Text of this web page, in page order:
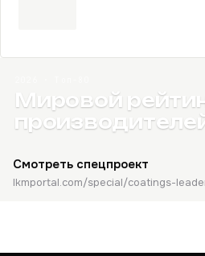
Мировой
Смотреть спецпроект
lkmportal.com/special/coatings-